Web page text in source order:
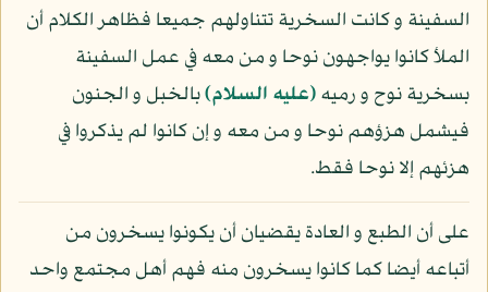
السفينة و كانت السخرية تتناولهم جميعا فظاهر الكلام أن
الملأ كانوا يواجهون نوحا و من معه في عمل السفينة
بسخرية نوح و رميه(عليه السلام)بالخبل و الجنون
فيشمل هزؤهم نوحا و من معه و إن كانوا لم يذكروا في
هزئهم إلا نوحا فقط.
على أن الطبع و العادة يقضيان أن يكونوا يسخرون من
أتباعه أيضا كما كانوا يسخرون منه فهم أهل مجتمع واحد